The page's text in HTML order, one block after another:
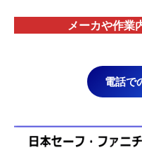
メーカや作業
電話で